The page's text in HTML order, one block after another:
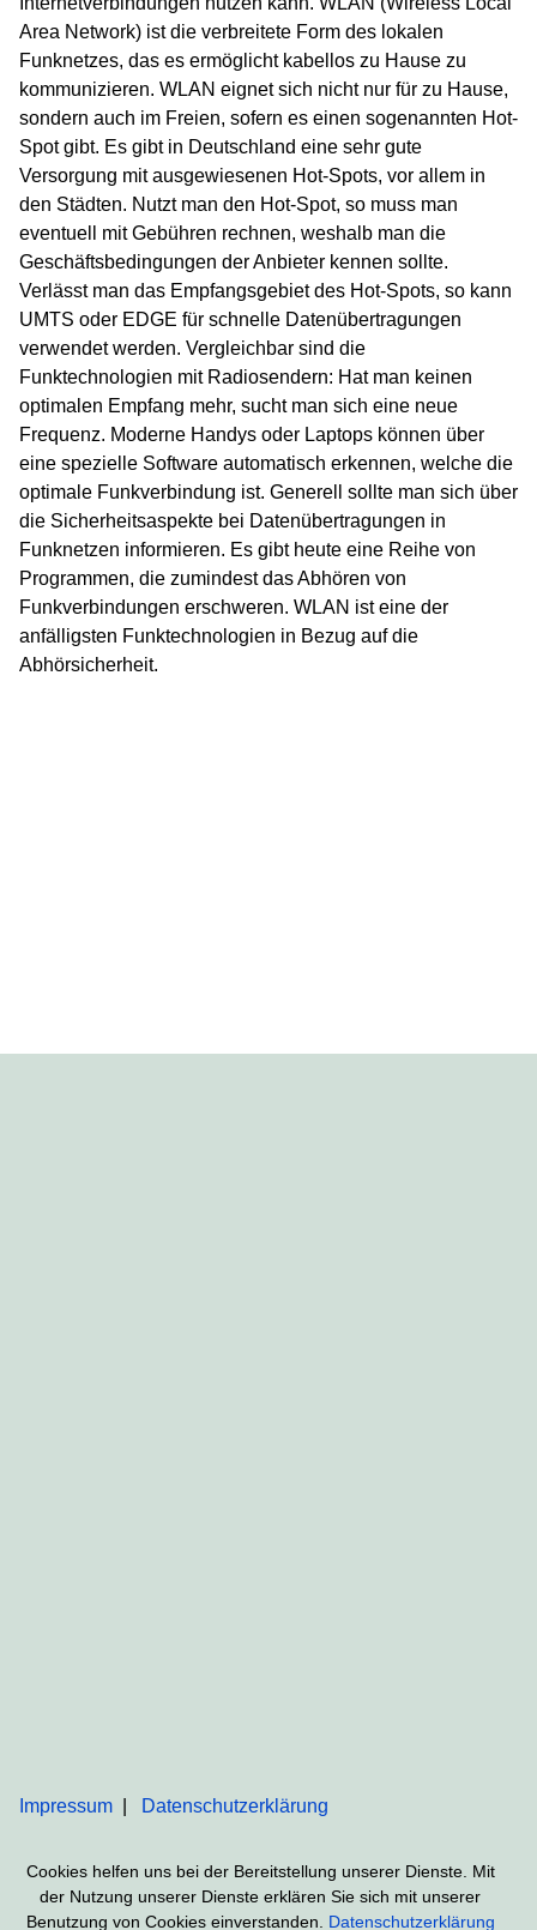
Area Network) ist die verbreitete Form des lokalen
Funknetzes, das es ermöglicht kabellos zu Hause zu
kommunizieren. WLAN eignet sich nicht nur für zu Hause,
sondern auch im Freien, sofern es einen sogenannten Hot-
Spot gibt. Es gibt in Deutschland eine sehr gute
Versorgung mit ausgewiesenen Hot-Spots, vor allem in
den Städten. Nutzt man den Hot-Spot, so muss man
eventuell mit Gebühren rechnen, weshalb man die
Geschäftsbedingungen der Anbieter kennen sollte.
Verlässt man das Empfangsgebiet des Hot-Spots, so kann
UMTS oder EDGE für schnelle Datenübertragungen
verwendet werden. Vergleichbar sind die
Funktechnologien mit Radiosendern: Hat man keinen
optimalen Empfang mehr, sucht man sich eine neue
Frequenz. Moderne Handys oder Laptops können über
eine spezielle Software automatisch erkennen, welche die
optimale Funkverbindung ist. Generell sollte man sich über
die Sicherheitsaspekte bei Datenübertragungen in
Funknetzen informieren. Es gibt heute eine Reihe von
Programmen, die zumindest das Abhören von
Funkverbindungen erschweren. WLAN ist eine der
anfälligsten Funktechnologien in Bezug auf die
Abhörsicherheit.
Impressum Datenschutzerklärung
Cookies helfen uns bei der Bereitstellung unserer Dienste. Mit
der Nutzung unserer Dienste erklären Sie sich mit unserer
Benutzung von Cookies einverstanden. Datenschutzerklärung